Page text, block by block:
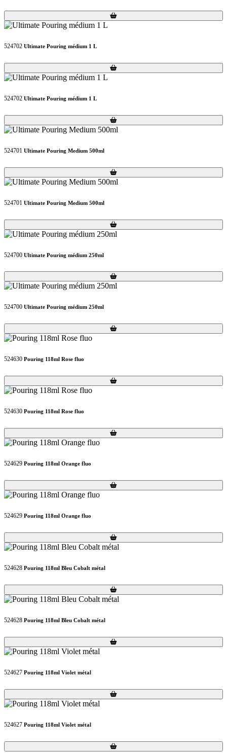
Loading...
Loading...
524702 Ultimate Pouring médium 1 L
Loading...
Loading...
524702 Ultimate Pouring médium 1 L
Loading...
Loading...
524701 Ultimate Pouring Medium 500ml
Loading...
Loading...
524701 Ultimate Pouring Medium 500ml
Loading...
Loading...
524700 Ultimate Pouring médium 250ml
Loading...
Loading...
524700 Ultimate Pouring médium 250ml
Loading...
Loading...
524630 Pouring 118ml Rose fluo
Loading...
Loading...
524630 Pouring 118ml Rose fluo
Loading...
Loading...
524629 Pouring 118ml Orange fluo
Loading...
Loading...
524629 Pouring 118ml Orange fluo
Loading...
Loading...
524628 Pouring 118ml Bleu Cobalt métal
Loading...
Loading...
524628 Pouring 118ml Bleu Cobalt métal
Loading...
Loading...
524627 Pouring 118ml Violet métal
Loading...
Loading...
524627 Pouring 118ml Violet métal
Loading...
Loading...